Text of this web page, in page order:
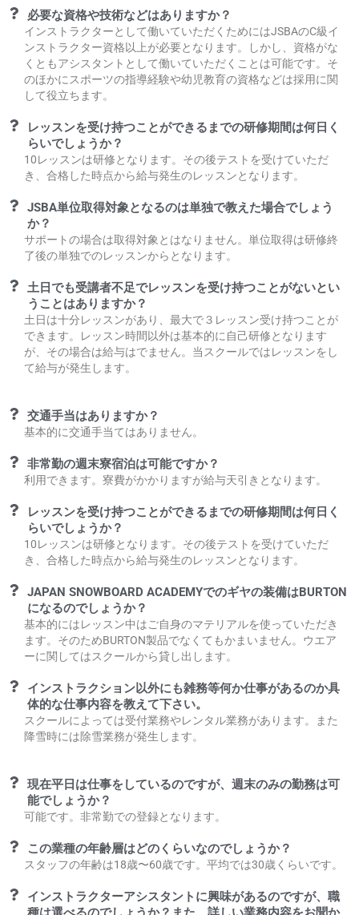
必要な資格や技術などはありますか？
インストラクターとして働いていただくためにはJSBAのC級イ
ンストラクター資格以上が必要となります。しかし、資格がな
くともアシスタントとして働いていただくことは可能です。そ
のほかにスポーツの指導経験や幼児教育の資格などは採用に関
して役立ちます。
レッスンを受け持つことができるまでの研修期間は何日く
らいでしょうか？
10レッスンは研修となります。その後テストを受けていただ
き、合格した時点から給与発生のレッスンとなります。
JSBA単位取得対象となるのは単独で教えた場合でしょう
か？
サポートの場合は取得対象とはなりません。単位取得は研修終
了後の単独でのレッスンからとなります。
土日でも受講者不足でレッスンを受け持つことがないとい
うことはありますか？
土日は十分レッスンがあり、最大で３レッスン受け持つことが
できます。レッスン時間以外は基本的に自己研修となります
が、その場合は給与はでません。当スクールではレッスンをし
て給与が発生します。
交通手当はありますか？
基本的に交通手当てはありません。
非常勤の週末寮宿泊は可能ですか？
利用できます。寮費がかかりますが給与天引きとなります。
レッスンを受け持つことができるまでの研修期間は何日く
らいでしょうか？
10レッスンは研修となります。その後テストを受けていただ
き、合格した時点から給与発生のレッスンとなります。
JAPAN SNOWBOARD ACADEMYでのギヤの装備はBURTON
になるのでしょうか？
基本的にはレッスン中はご自身のマテリアルを使っていただき
ます。そのためBURTON製品でなくてもかまいません。ウエア
ーに関してはスクールから貸し出します。
インストラクション以外にも雑務等何か仕事があるのか具
体的な仕事内容を教えて下さい。
スクールによっては受付業務やレンタル業務があります。また
降雪時には除雪業務が発生します。
現在平日は仕事をしているのですが、週末のみの勤務は可
能でしょうか？
可能です。非常勤での登録となります。
この業種の年齢層はどのくらいなのでしょうか？
スタッフの年齢は18歳〜60歳です。平均では30歳くらいです。
インストラクターアシスタントに興味があるのですが、職